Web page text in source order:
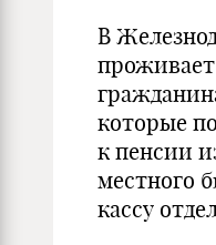
В
которые
к пенсии
местного
кассу